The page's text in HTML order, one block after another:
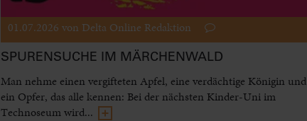
01.07.2026 von Delta Online Redaktion
SPURENSUCHE IM MÄRCHENWALD
Man nehme einen vergifteten Apfel, eine verdächtige Königin und
ein Opfer, das alle kennen: Bei der nächsten Kinder-Uni im
Technoseum wird...